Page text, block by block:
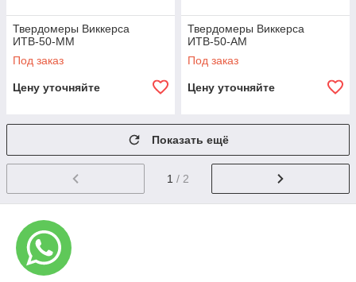
Твердомеры Виккерса
ИТВ-50-ММ
Под заказ
Цену уточняйте
Твердомеры Виккерса
ИТВ-50-АМ
Под заказ
Цену уточняйте
Показать ещё
1 / 2